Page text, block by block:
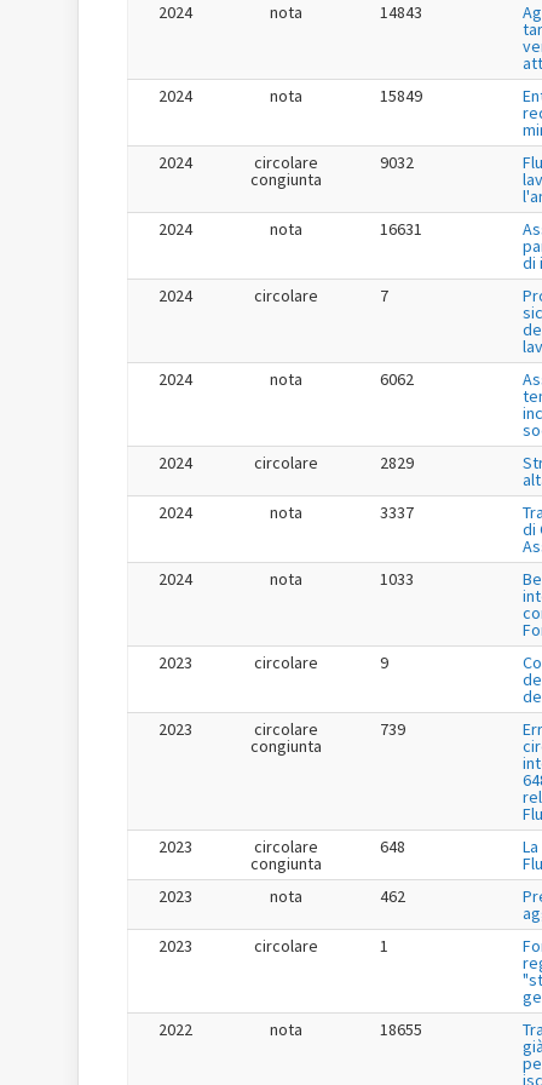
2024
nota 14843
2024
nota 15849
2024
circolare
congiunta
9032
2024
nota 16631
di
2024
circolare 7
2024
nota 6062
2024
circolare 2829
2024
nota 3337
di
2024
nota 1033
2023
circolare 9
2023
circolare
congiunta
739
2023
circolare
congiunta
648
2023
nota 462
2023
circolare 1
2022
nota 18655